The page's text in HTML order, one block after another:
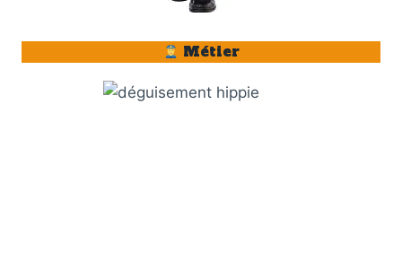
Métier